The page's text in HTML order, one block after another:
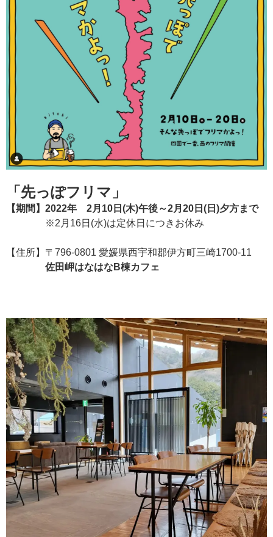
「先っぽフリマ」
【期間】2022年 2月10日(木)午後～2月20日(日)夕方まで
※2月16日(水)は定休日につきお休み
【住所】〒796-0801 愛媛県西宇和郡伊方町三崎1700-11
佐田岬はなはなB棟カフェ